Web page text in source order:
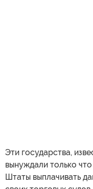
Эти государства,
вынуждали только
Штаты выплачивать